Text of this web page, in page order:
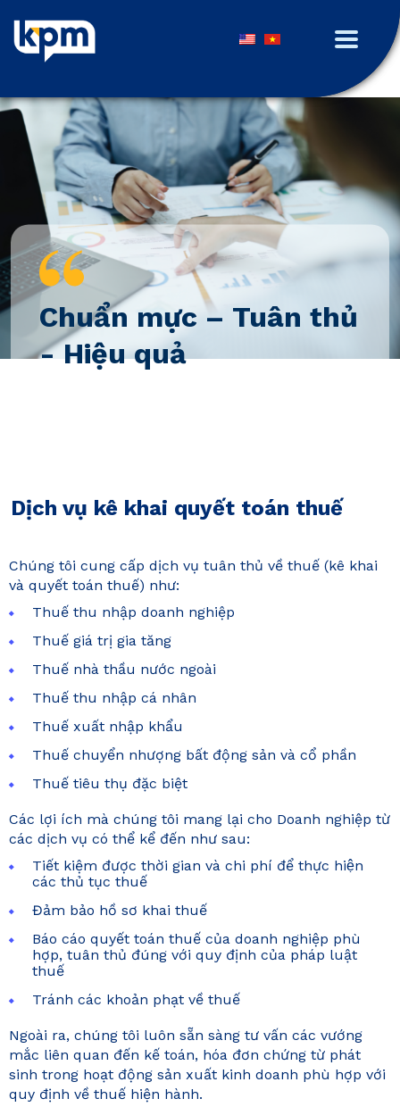
Chuẩn mực – Tuân thủ
- Hiệu quả
Dịch vụ kê khai quyết toán thuế
Chúng tôi cung cấp dịch vụ tuân thủ về thuế (kê khai
và quyết toán thuế) như:
Thuế thu nhập doanh nghiệp
Thuế giá trị gia tăng
Thuế nhà thầu nước ngoài
Thuế thu nhập cá nhân
Thuế xuất nhập khẩu
Thuế chuyển nhượng bất động sản và cổ phần
Thuế tiêu thụ đặc biệt
Các lợi ích mà chúng tôi mang lại cho Doanh nghiệp từ
các dịch vụ có thể kể đến như sau:
Tiết kiệm được thời gian và chi phí để thực hiện
các thủ tục thuế
Đảm bảo hồ sơ khai thuế
Báo cáo quyết toán thuế của doanh nghiệp phù
hợp, tuân thủ đúng với quy định của pháp luật
thuế
Tránh các khoản phạt về thuế
Ngoài ra, chúng tôi luôn sẵn sàng tư vấn các vướng
mắc liên quan đến kế toán, hóa đơn chứng từ phát
sinh trong hoạt động sản xuất kinh doanh phù hợp với
quy định về thuế hiện hành.